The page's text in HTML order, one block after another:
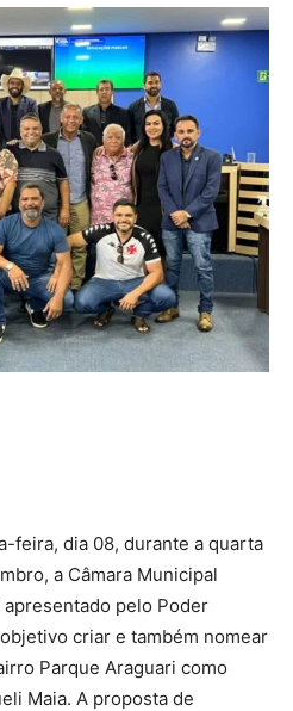
feira, dia 08, durante a quarta
a Câmara Municipal
pelo Poder
criar e também nomear
Parque Araguari como
Maia. A proposta de